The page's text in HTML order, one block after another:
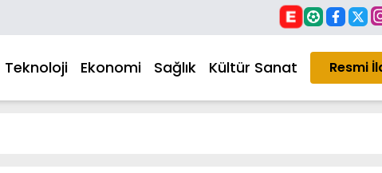
Teknoloji Ekonomi Sağlık Kültür Sanat Resmi